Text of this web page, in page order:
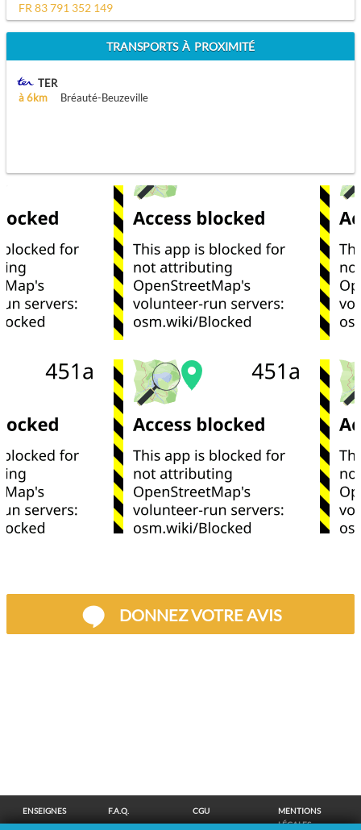
FR 83 791 352 149
TRANSPORTS À PROXIMITÉ
TER
à 6km
Bréauté-Beuzeville
DONNEZ VOTRE AVIS
ENSEIGNES F.A.Q. CGU
MENTIONS
LÉGALES